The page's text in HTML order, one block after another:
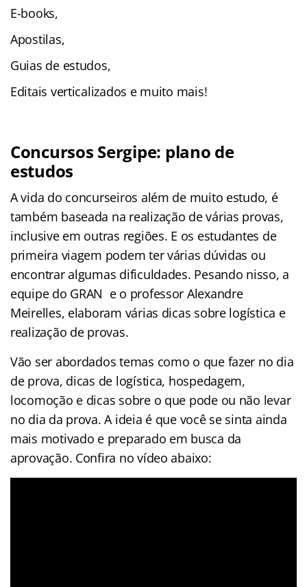
E-books,
Apostilas,
Guias de estudos,
Editais verticalizados e muito mais!
Concursos Sergipe: plano de
estudos
A vida do concurseiros além de muito estudo, é
também baseada na realização de várias provas,
inclusive em outras regiões. E os estudantes de
primeira viagem podem ter várias dúvidas ou
encontrar algumas dificuldades. Pesando nisso, a
equipe do GRAN e o professor Alexandre
Meirelles, elaboram várias dicas sobre logística e
realização de provas.
Vão ser abordados temas como o que fazer no dia
de prova, dicas de logística, hospedagem,
locomoção e dicas sobre o que pode ou não levar
no dia da prova. A ideia é que você se sinta ainda
mais motivado e preparado em busca da
aprovação. Confira no vídeo abaixo: